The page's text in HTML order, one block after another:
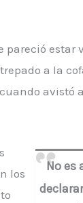
pareció estar
a la
cuando avistó
No es
los